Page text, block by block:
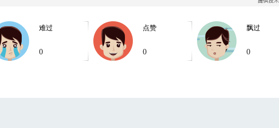
难过
0
点赞
0
飘过
0